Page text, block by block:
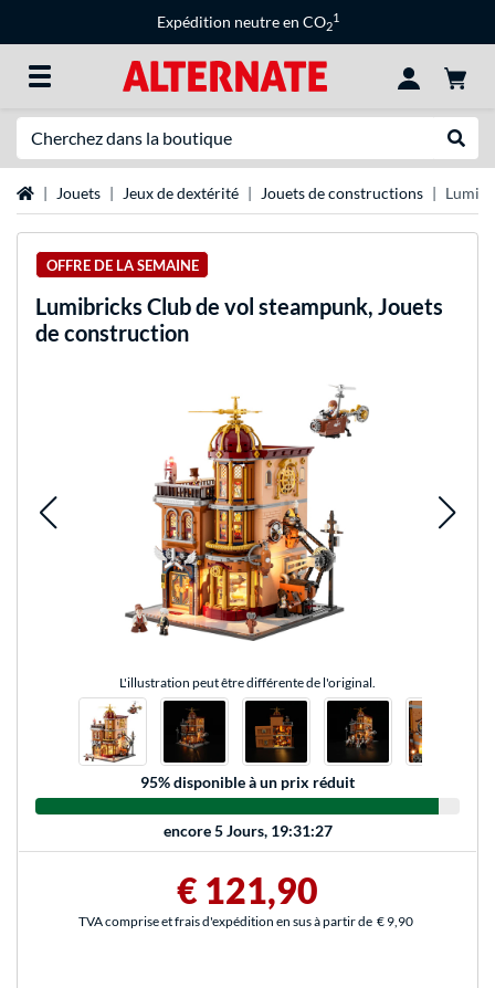
Expédition neutre en CO2
1
Page d'accueil
Jouets Jeux de dextérité Jouets de constructions
OFFRE DE LA SEMAINE
Lumibricks Club de vol steampunk, Jouets
de construction
L'illustration peut être différente de l'original.
95% disponible à un prix réduit
encore5 Jours, 19:31:27
€ 121,90
TVA comprise et frais d'expédition en sus à partir de € 9,90